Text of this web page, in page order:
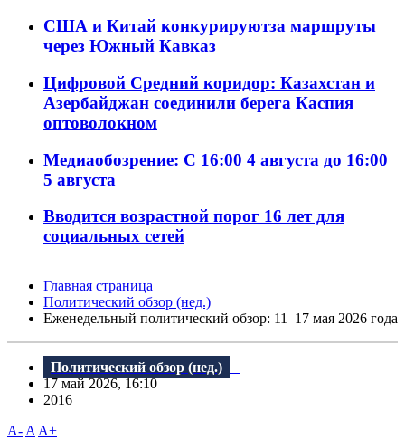
США и Китай конкурируютза маршруты
через Южный Кавказ
Цифровой Средний коридор: Казахстан и
Азербайджан соединили берега Каспия
оптоволокном
Медиаобозрение: С 16:00 4 августа до 16:00
5 августа
Вводится возрастной порог 16 лет для
социальных сетей
Главная страница
Политический обзор (нед.)
Еженедельный политический обзор: 11–17 мая 2026 года
Политический обзор (нед.)
17 май 2026, 16:10
2016
A- A A+